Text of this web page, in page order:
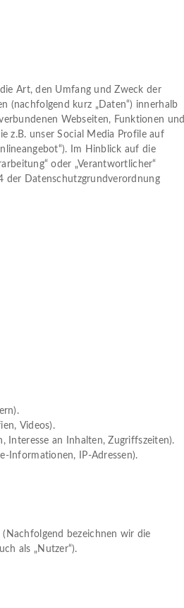
Art, den Umfang und Zweck der
(nachfolgend kurz „Daten“) innerhalb
Webseiten, Funktionen und
z.B. unser Social Media Profile auf
Im Hinblick auf die
oder „Verantwortlicher“
der Datenschutzgrundverordnung
Videos).
Interesse an Inhalten, Zugriffszeiten).
Informationen, IP-Adressen).
bezeichnen wir die
als „Nutzer“).